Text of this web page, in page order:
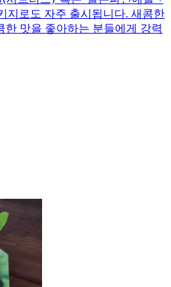
지로도 자주 출시됩니다. 새콤한
맛을 좋아하는 분들에게 강력